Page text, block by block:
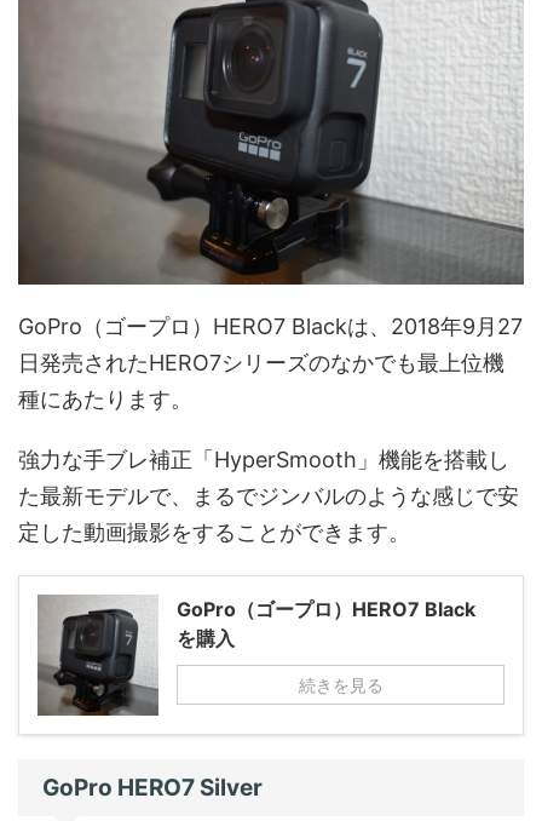
GoPro（ゴープロ）HERO7 Blackは、2018年9月27
日発売されたHERO7シリーズのなかでも最上位機
種にあたります。
強力な手ブレ補正「HyperSmooth」機能を搭載し
た最新モデルで、まるでジンバルのような感じで安
定した動画撮影をすることができます。
GoPro（ゴープロ）HERO7 Black
を購入
続きを見る
GoPro HERO7 Silver